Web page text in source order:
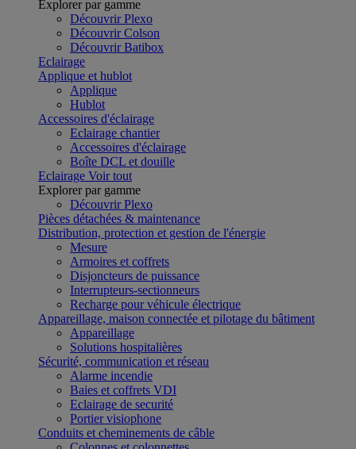
Explorer par gamme
Découvrir Plexo
Découvrir Colson
Découvrir Batibox
Eclairage
Applique et hublot
Applique
Hublot
Accessoires d'éclairage
Eclairage chantier
Accessoires d'éclairage
Boîte DCL et douille
Eclairage Voir tout
Explorer par gamme
Découvrir Plexo
Pièces détachées & maintenance
Distribution, protection et gestion de l'énergie
Mesure
Armoires et coffrets
Disjoncteurs de puissance
Interrupteurs-sectionneurs
Recharge pour véhicule électrique
Appareillage, maison connectée et pilotage du bâtiment
Appareillage
Solutions hospitalières
Sécurité, communication et réseau
Alarme incendie
Baies et coffrets VDI
Eclairage de securité
Portier visiophone
Conduits et cheminements de câble